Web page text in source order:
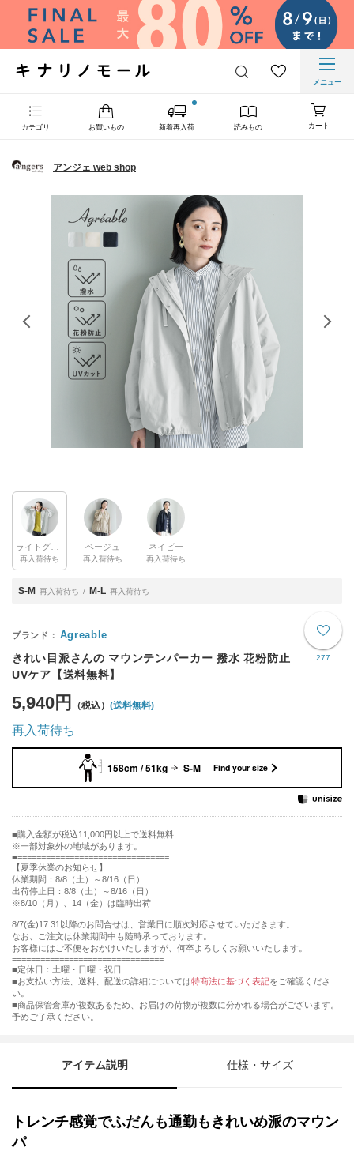
メニュー
カテゴリ お買いもの 新着再入荷 読みもの カート
アンジェ web shop
再入荷待ち
ベージュ
再入荷待ち
ネイビー
再入荷待ち
S-M 再入荷待ち M-L 再入荷待ち
277
Agreable
きれい目派さんの マウンテンパーカー 撥水 花粉防止
UVケア【送料無料】
5,940円 (送料無料)
再入荷待ち
158cm / 51kg S-M Find your size
購入金額が税込11,000円以上で送料無料
※一部対象外の地域があります。
================================
【夏季休業のお知らせ】
休業期間：8/8（土）～8/16（日）
出荷停止日：8/8（土）～8/16（日）
※8/10（月）、14（金）は臨時出荷
8/7(金)17:31以降のお問合せは、営業日に順次対応させていただきます。
なお、ご注文は休業期間中も随時承っております。
お客様にはご不便をおかけいたしますが、何卒よろしくお願いいたします。
================================
■定休日：土曜・日曜・祝日
■お支払い方法、送料、配送の詳細については特商法に基づく表記をご確認くださ
い。
■商品保管倉庫が複数あるため、お届けの荷物が複数に分かれる場合がございます。
予めご了承ください。
アイテム説明 仕様・サイズ
トレンチ感覚でふだんも通勤もきれいめ派のマウン
パ